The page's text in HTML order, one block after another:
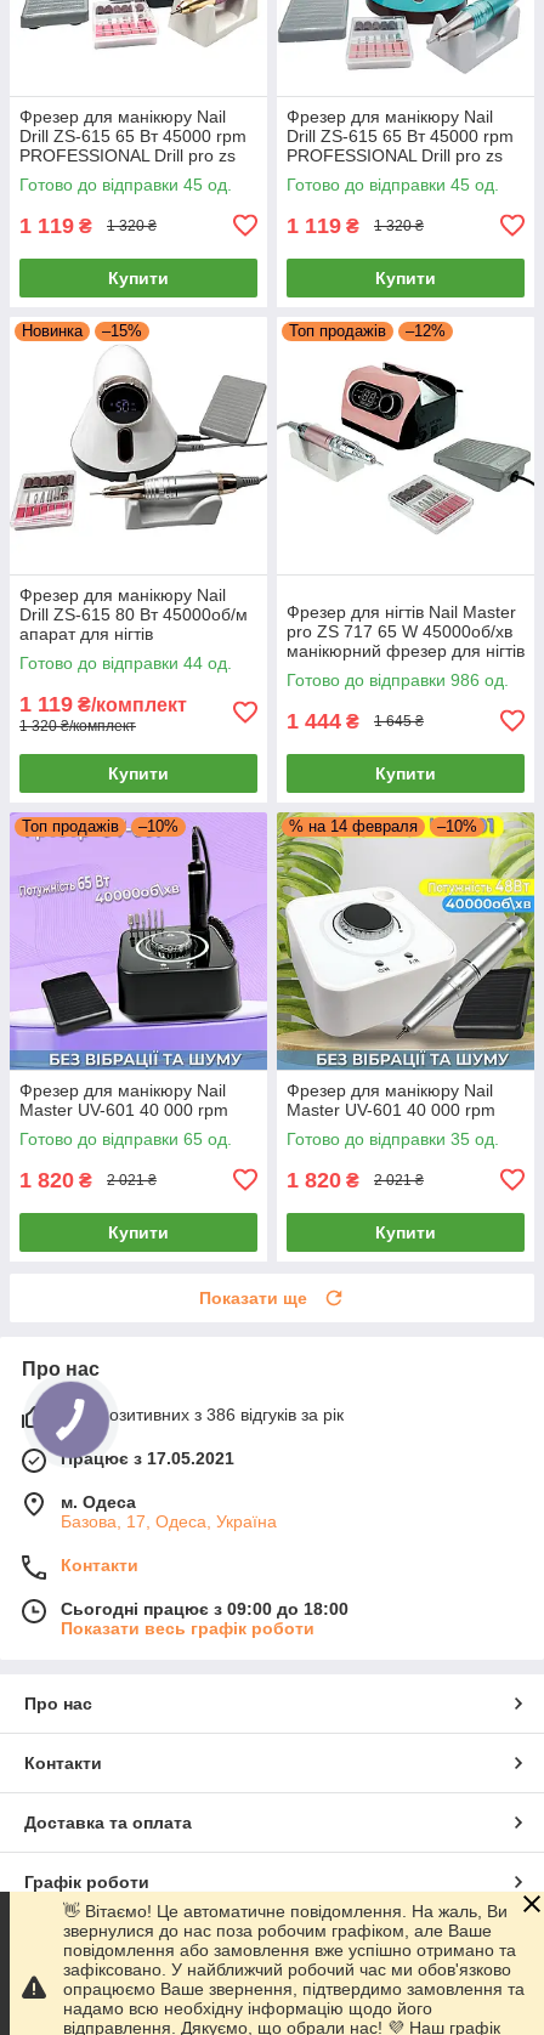
Фрезер для манікюру Nail
Drill ZS-615 65 Вт 45000 rpm
PROFESSIONAL Drill pro zs
615
Готово до відправки 45 од.
1 119 ₴ 1 320 ₴
Купити
Фрезер для манікюру Nail
Drill ZS-615 65 Вт 45000 rpm
PROFESSIONAL Drill pro zs
615
Готово до відправки 45 од.
1 119 ₴ 1 320 ₴
Купити
Новинка –15%
Фрезер для манікюру Nail
Drill ZS-615 80 Вт 45000об/м
апарат для нігтів
PROFESSIONAL Drill pro zs
615
Готово до відправки 44 од.
1 119 ₴/комплект
1 320 ₴/комплект
Купити
Топ продажів –12%
Фрезер для нігтів Nail Master
pro ZS 717 65 W 45000об/хв
манікюрний фрезер для нігтів
фрезпа для зняття гель лаку
Готово до відправки 986 од.
1 444 ₴ 1 645 ₴
Купити
Топ продажів –10%
Фрезер для манікюру Nail
Master UV-601 40 000 rpm
Готово до відправки 65 од.
1 820 ₴ 2 021 ₴
Купити
% на 14 февраля –10%
Фрезер для манікюру Nail
Master UV-601 40 000 rpm
Готово до відправки 35 од.
1 820 ₴ 2 021 ₴
Купити
Показати ще
Про нас
97% позитивних з 386 відгуків за рік
Працює з 17.05.2021
м. Одеса
Базова, 17, Одеса, Україна
Контакти
Сьогодні працює з 09:00 до 18:00
Показати весь графік роботи
Про нас
Контакти
Доставка та оплата
Графік роботи
Повна версія сайту
Сайт створено на маркетплейсі Prom.ua
👋 Вітаємо! Це автоматичне повідомлення. На жаль, Ви
звернулися до нас поза робочим графіком, але Ваше
повідомлення або замовлення вже успішно отримано та
зафіксовано. У найближчий робочий час ми обов'язково
опрацюємо Ваше звернення, підтвердимо замовлення та
надамо всю необхідну інформацію щодо його
відправлення. Дякуємо, що обрали нас! 💜 Наш графік